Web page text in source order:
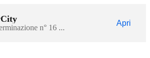
n° 16 ...
Apri